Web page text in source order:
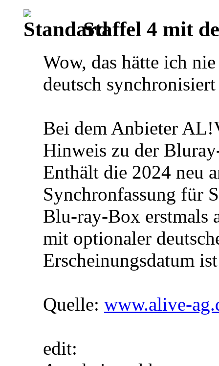
Staffel 4 mit
Wow, das hätte ich
deutsch
Bei dem Anbieter
Hinweis zu der
Enthält die 2024 neu
Synchronfassung für
Blu-ray-Box erstmals
mit optionaler
Erscheinungsdatum
Quelle: www.alive-
edit: